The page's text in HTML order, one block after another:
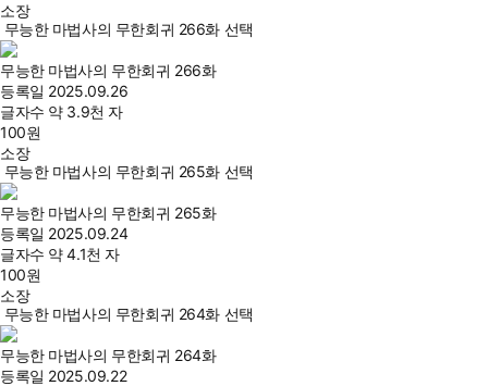
소장
무능한 마법사의 무한회귀 266화 선택
무능한 마법사의 무한회귀 266화
등록일 2025.09.26
글자수 약 3.9천 자
100원
소장
무능한 마법사의 무한회귀 265화 선택
무능한 마법사의 무한회귀 265화
등록일 2025.09.24
글자수 약 4.1천 자
100원
소장
무능한 마법사의 무한회귀 264화 선택
무능한 마법사의 무한회귀 264화
등록일 2025.09.22